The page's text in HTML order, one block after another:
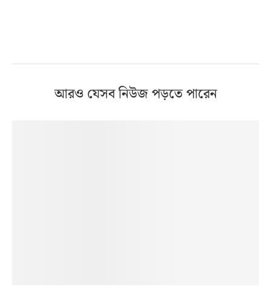
আরও যেসব নিউজ পড়তে পারেন